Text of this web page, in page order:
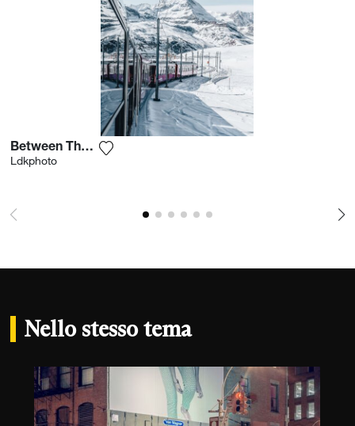
Between The Slopes
Ldkphoto
Nello stesso tema